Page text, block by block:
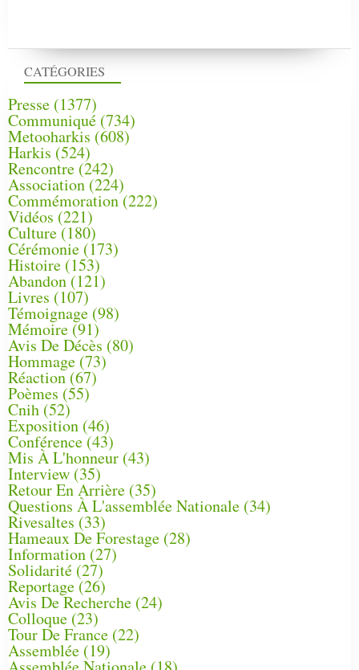
CATÉGORIES
Presse (1377)
Communiqué (734)
Metooharkis (608)
Harkis (524)
Rencontre (242)
Association (224)
Commémoration(222)
Vidéos (221)
Culture(180)
Cérémonie (173)
Histoire (153)
Abandon(121)
Livres (107)
Témoignage (98)
Mémoire (91)
Avis De Décès (80)
Hommage (73)
Réaction(67)
Poèmes (55)
Cnih (52)
Exposition (46)
Conférence(43)
Mis À L'honneur (43)
Interview (35)
Retour En Arrière (35)
Questions À L'assemblée Nationale (34)
Rivesaltes (33)
Hameaux De Forestage (28)
Information (27)
Solidarité (27)
Reportage (26)
Avis De Recherche (24)
Colloque (23)
Tour De France (22)
Assemblée (19)